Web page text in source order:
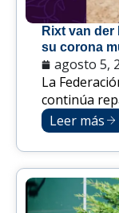
Rixt van
su corona
agosto 5,
La
continúa
Leer más